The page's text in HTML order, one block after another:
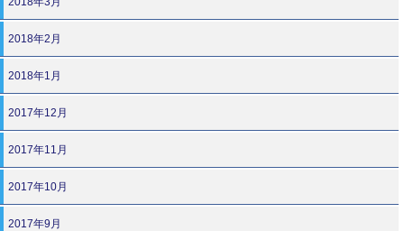
2018年2月
2018年1月
2017年12月
2017年11月
2017年10月
2017年9月